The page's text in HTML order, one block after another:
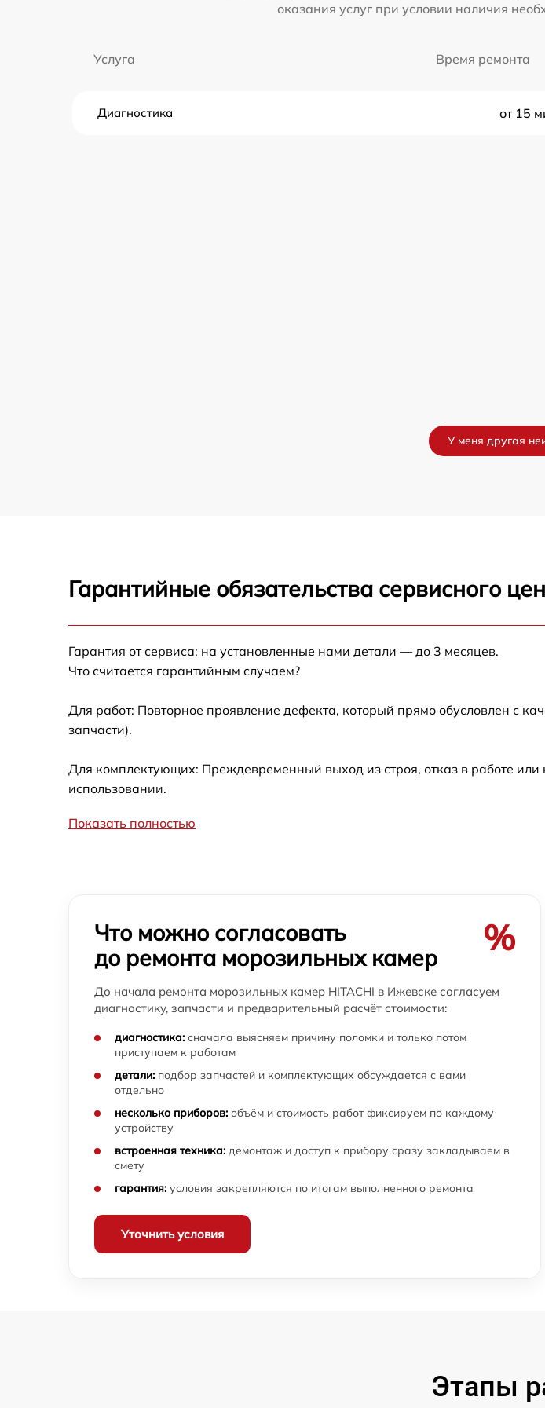
оказания услуг при условии наличия
Услуга Время ремонта
Диагностика от 15
У меня другая
Гарантийные обязательства сервисного
Гарантия от сервиса: на установленные нами детали — до 3 месяцев.
Что считается гарантийным случаем?
Для работ: Повторное проявление дефекта, который прямо обусловлен с
запчасти).
Для комплектующих: Преждевременный выход из строя, отказ в работе
использовании.
Показать полностью
Что можно согласовать
до ремонта морозильных камер
%
До начала ремонта морозильных камер HITACHI в Ижевске согласуем
диагностику, запчасти и предварительный расчёт стоимости:
диагностика: сначала выясняем причину поломки и только потом
приступаем к работам
детали: подбор запчастей и комплектующих обсуждается с вами
отдельно
несколько приборов: объём и стоимость работ фиксируем по каждому
устройству
встроенная техника: демонтаж и доступ к прибору сразу закладываем в
смету
гарантия: условия закрепляются по итогам выполненного ремонта
Уточнить условия
Этапы